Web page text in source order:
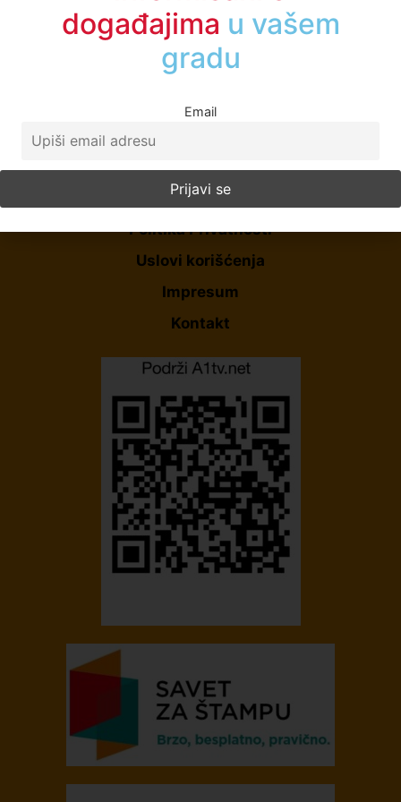
Početna
O Nama
Politika Privatnosti
Uslovi korišćenja
Impresum
Kontakt
događajima u vašem
gradu
Email